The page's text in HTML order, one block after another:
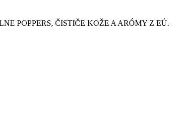
POPPERS, ČISTIČE KOŽE A ARÓMY Z EÚ.